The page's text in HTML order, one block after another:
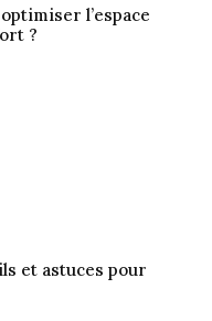
l’espace
?
et astuces pour